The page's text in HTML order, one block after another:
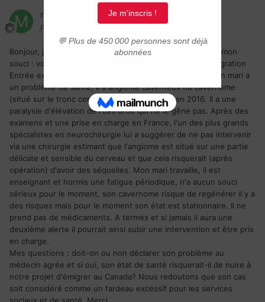
moka-lolita
Posté(e)
Bonjour, je suis nouvelle et je tiens à partager avec vous mon
souci : voilà je suis entrain de préparer mon dossier immigration
Entrée express Canada, je suis algérienne de 35 ans, mon mari a
un problème de santé, il a angiome caverneux ou cavernome
(situé sur le tronc cervical) qu'il a découvert en 2016. Il a une
paralysie d'élévation de l'oeil droit qui ne le gêne pas. Après des
examens et une prise en charge en France, l'un des plus grands
spécialistes en neurochirurgie lui a suggérer de ne pas intervenir
via une chirurgie estimant que l'angiome est situé sur une partie
délicate et sensible du cerveau et que cela risquerait (après
opération) d'avoir des séquelles. Mon mari travaille, il est
enseignant et hormis une fatigue périodique, n'a aucun souci
sérieux pour le moment, son cavernome risque de regénérer il y a
des risques mais pour le moment son état est stationnaire. Il ne
prend pas de médicaments. A termes et si jamais il aura une
deuxième alerte il pourrait ainsi subir une intervention et être pris
en charge.
Mes questions : doit-on ou non déclarer son problème au
médecin agrée et si oui, son état de santé risquerait-il de nuire à
notre projet d'émigrer au Canada? Nous redoutons que son cas
soit considéré comme un fardeau excessif pour les services